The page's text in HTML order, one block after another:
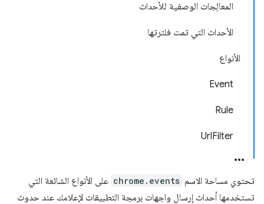
المعالِجات الوصفية للأحداث
الأحداث التي تمت فلترتها
الأنواع
Event
Rule
UrlFilter
تحتوي مساحة الاسم chrome.events على الأنواع الشائعة التي
تستخدمها أحداث إرسال واجهات برمجة التطبيقات لإعلامك عند حدوث